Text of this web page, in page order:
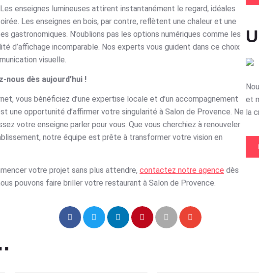
enseignes lumineuses attirent instantanément le regard, idéales
Les enseignes en bois, par contre, reflètent une chaleur et une
gastronomiques. N’oublions pas les options numériques comme les
d’affichage incomparable. Nos experts vous guident dans ce choix
visuelle.
nous dès aujourd’hui !
vous bénéficiez d’une expertise locale et d’un accompagnement
une opportunité d’affirmer votre singularité à Salon de Provence. Ne
votre enseigne parler pour vous. Que vous cherchiez à renouveler
notre équipe est prête à transformer votre vision en
votre projet sans plus attendre, contactez notre agence dès
pouvons faire briller votre restaurant à Salon de Provence.
et
la